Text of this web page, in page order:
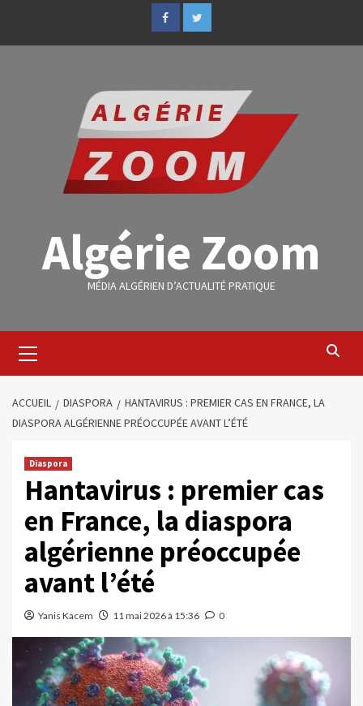
Algérie Zoom
MÉDIA ALGÉRIEN D’ACTUALITÉ PRATIQUE
ACCUEIL DIASPORA
HANTAVIRUS : PREMIER CAS EN FRANCE, LA
DIASPORA ALGÉRIENNE PRÉOCCUPÉE AVANT L’ÉTÉ
Diaspora
Hantavirus : premier cas
en France, la diaspora
algérienne préoccupée
avant l’été
Yanis Kacem 11 mai 2026 à 15:36 0